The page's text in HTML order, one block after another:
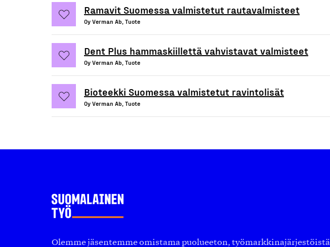
Ramavit Suomessa valmistetut rautavalmisteet
Oy Verman Ab, Tuote
Dent Plus hammaskiillettä vahvistavat valmisteet
Oy Verman Ab, Tuote
Bioteekki Suomessa valmistetut ravintolisät
Oy Verman Ab, Tuote
Olemme jäsentemme omistama puolueeton, työmarkkinajärjestöistä